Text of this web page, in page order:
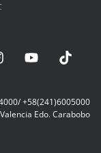
+58(241)6005000
Edo. Carabobo